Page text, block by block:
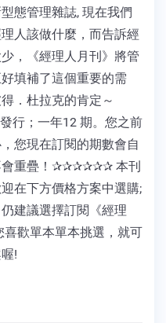
態管理雜誌, 現在我們
人該做什麼，而告訴經
，《經理人月刊》將管
填補了這個重要的需
．杜拉克的肯定～
行；一年12 期。您之前
您現在訂閱的期數會自
會重疊！✰✰✰✰✰✰ 本刊
在下方價格方案中選購;
建議選擇訂閱《經理
歡單本單本挑選，就可
!